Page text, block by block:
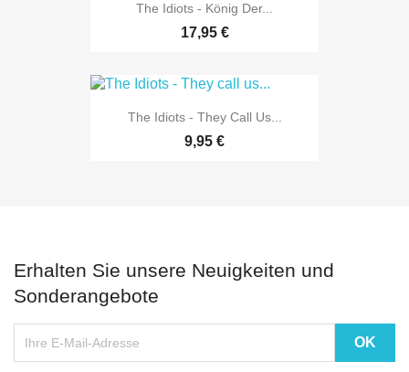
The Idiots - König Der...
17,95 €
The Idiots - They Call Us...
9,95 €
Erhalten Sie unsere Neuigkeiten und
Sonderangebote